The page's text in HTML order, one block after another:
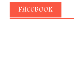
FACEBOOK